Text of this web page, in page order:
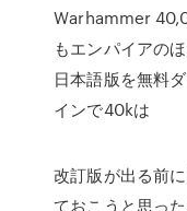
Warhammer
もエンパイアの
日本語版を無料
インで40kは
改訂版が出る前
ておこうと思っ